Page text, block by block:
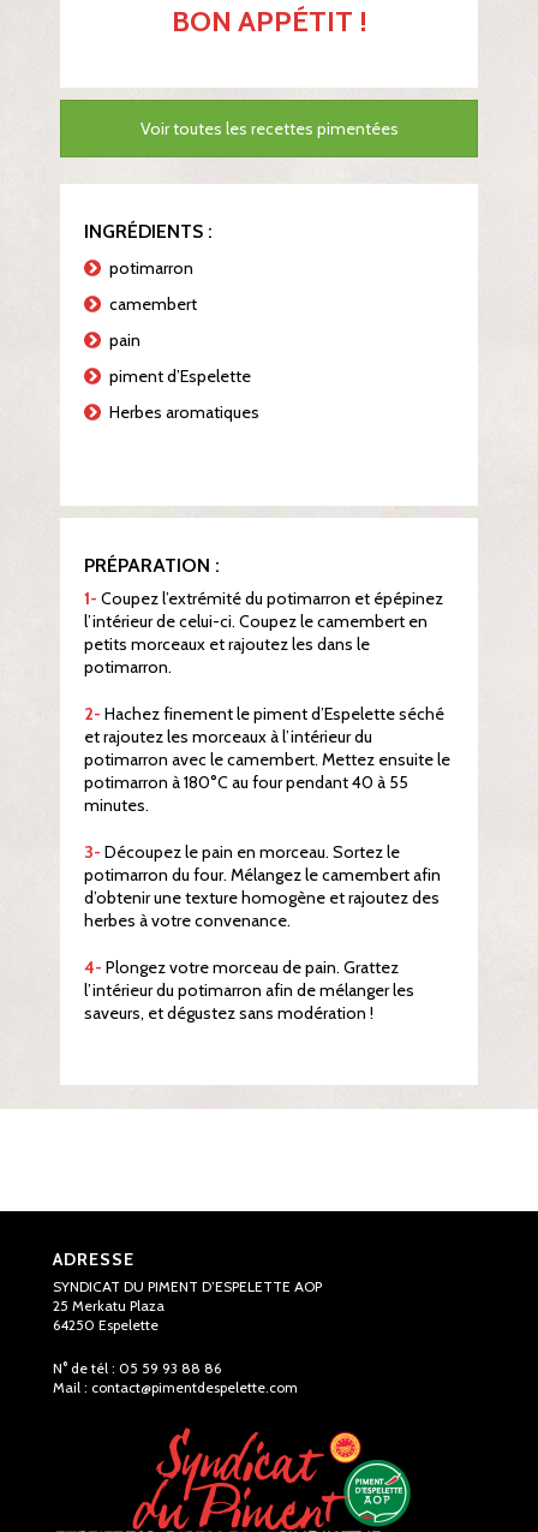
BON APPÉTIT !
Voir toutes les recettes pimentées
INGRÉDIENTS :
potimarron
camembert
pain
piment d’Espelette
Herbes aromatiques
PRÉPARATION :
1- Coupez l’extrémité du potimarron et épépinez
l’intérieur de celui-ci. Coupez le camembert en
petits morceaux et rajoutez les dans le
potimarron.
2- Hachez finement le piment d’Espelette séché
et rajoutez les morceaux à l’intérieur du
potimarron avec le camembert. Mettez ensuite le
potimarron à 180°C au four pendant 40 à 55
minutes.
3- Découpez le pain en morceau. Sortez le
potimarron du four. Mélangez le camembert afin
d’obtenir une texture homogène et rajoutez des
herbes à votre convenance.
4- Plongez votre morceau de pain. Grattez
l’intérieur du potimarron afin de mélanger les
saveurs, et dégustez sans modération !
ADRESSE
SYNDICAT DU PIMENT D’ESPELETTE AOP
25 Merkatu Plaza
64250 Espelette
N° de tél : 05 59 93 88 86
Mail : contact@pimentdespelette.com